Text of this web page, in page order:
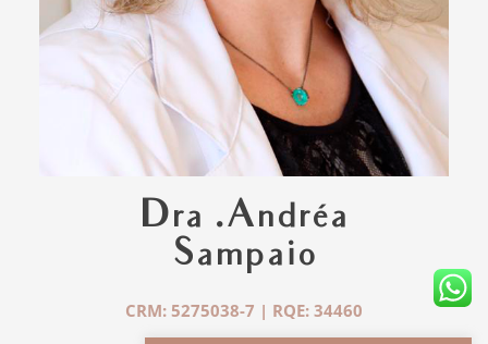
Dra .Andréa
Sampaio
CRM: 5275038-7 | RQE: 34460